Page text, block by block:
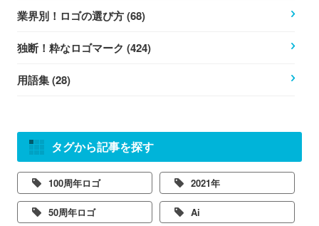
業界別！ロゴの選び方 (68)
独断！粋なロゴマーク (424)
用語集 (28)
タグから記事を探す
100周年ロゴ 2021年
50周年ロゴ Ai